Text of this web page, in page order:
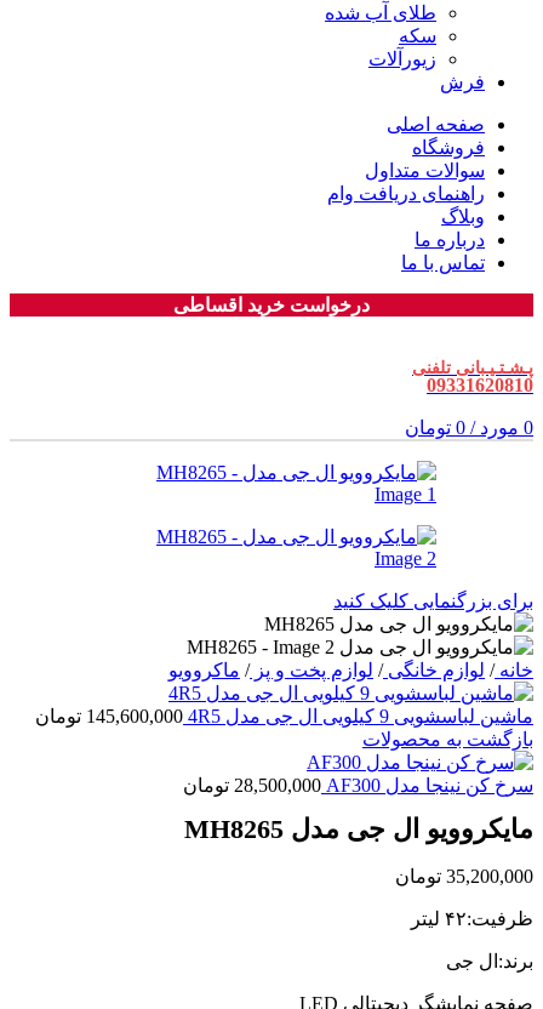
طلای آب شده
سکه
زیورآلات
فرش
صفحه اصلی
فروشگاه
سوالات متداول
راهنمای دریافت وام
وبلاگ
درباره ما
تماس با ما
درخواست خرید اقساطی
پـشـتـیـبانی تلفنی
09331620810
0 مورد /
0 تومان
برای بزرگنمایی کلیک کنید
خانه/ لوازم خانگی/ لوازم پخت و پز/ ماکروویو
ماشین لباسشویی 9 کیلویی ال جی مدل 4R5 145,600,000 تومان
بازگشت به محصولات
سرخ کن نینجا مدل AF300 28,500,000 تومان
مایکروویو ال جی مدل MH8265
35,200,000 تومان
ظرفیت:۴۲ لیتر
برند:ال جی
صفحه نمایشگر دیجیتالی LED